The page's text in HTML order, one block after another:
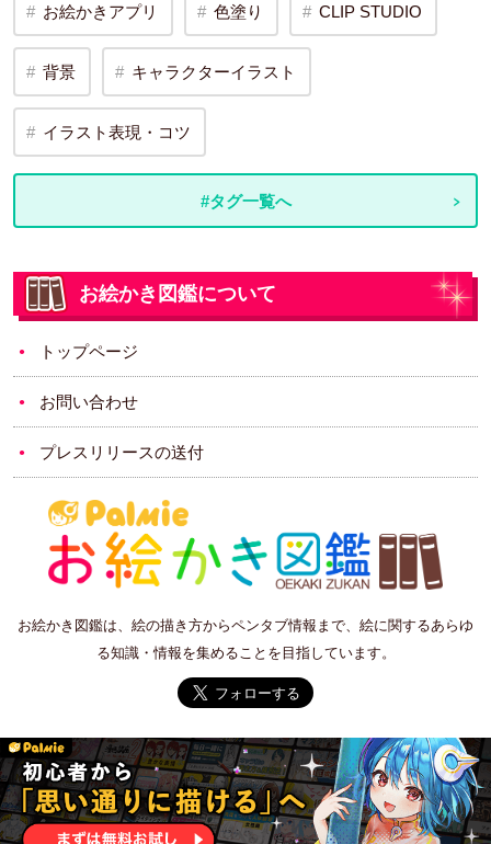
お絵かきアプリ 色塗り CLIP STUDIO
背景 キャラクターイラスト
イラスト表現・コツ
#タグ一覧へ
お絵かき図鑑について
トップページ
お問い合わせ
プレスリリースの送付
お絵かき図鑑は、絵の描き方からペンタブ情報まで、絵に関するあらゆ
る知識・情報を集めることを目指しています。